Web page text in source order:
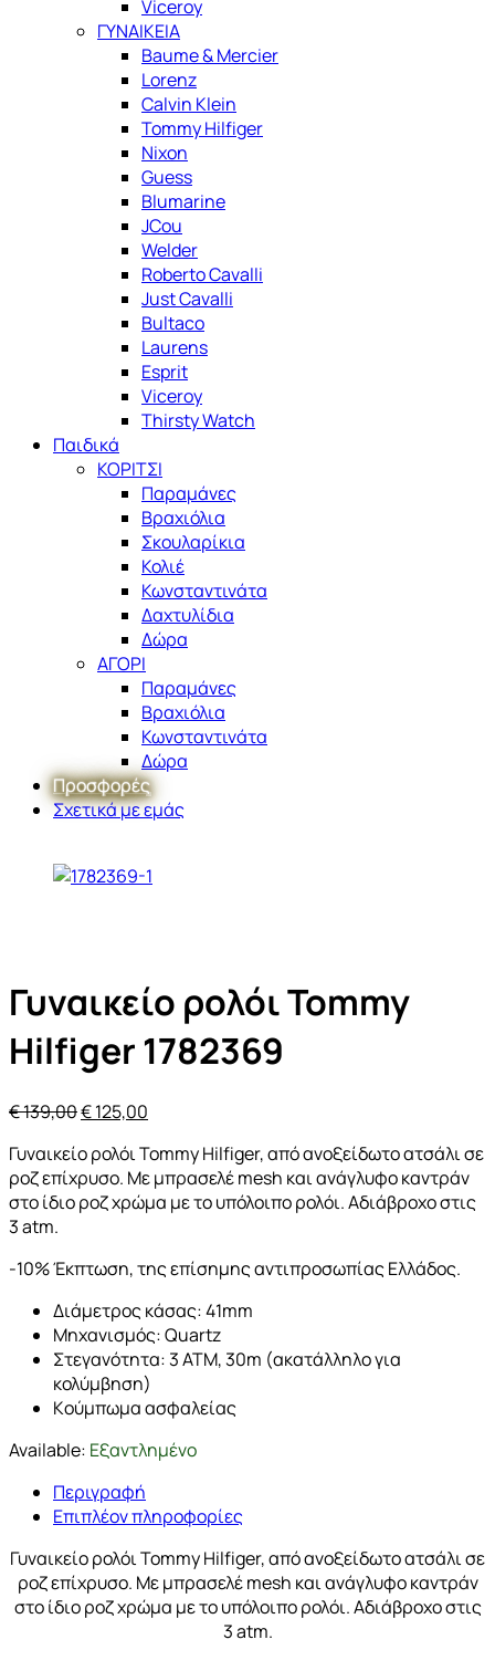
Viceroy
ΓΥΝΑΙΚΕΙΑ
Baume & Mercier
Lorenz
Calvin Klein
Tommy Hilfiger
Nixon
Guess
Blumarine
JCou
Welder
Roberto Cavalli
Just Cavalli
Bultaco
Laurens
Esprit
Viceroy
Thirsty Watch
Παιδικά
ΚΟΡΙΤΣΙ
Παραμάνες
Βραχιόλια
Σκουλαρίκια
Κολιέ
Κωνσταντινάτα
Δαχτυλίδια
Δώρα
ΑΓΟΡΙ
Παραμάνες
Βραχιόλια
Κωνσταντινάτα
Δώρα
Προσφορές
Σχετικά με εμάς
Γυναικείο ρολόι Tommy
Hilfiger 1782369
€139,00Original
was:
€ 139,00.
€125,00
τιμή
είναι:
€ 125,00.
Γυναικείο ρολόι Tommy Hilfiger, από ανοξείδωτο ατσάλι σε
ροζ επίχρυσο. Με μπρασελέ mesh και ανάγλυφο καντράν
στο ίδιο ροζ χρώμα με το υπόλοιπο ρολόι. Αδιάβροχο στις
3 atm.
-10% Έκπτωση, της επίσημης αντιπροσωπίας Ελλάδος.
Διάμετρος κάσας: 41mm
Μηχανισμός: Quartz
Στεγανότητα: 3 ΑΤΜ, 30m (ακατάλληλο για
κολύμβηση)
Kούμπωμα ασφαλείας
Available: Εξαντλημένο
Περιγραφή
Επιπλέον πληροφορίες
Γυναικείο ρολόι Tommy Hilfiger, από ανοξείδωτο ατσάλι σε
ροζ επίχρυσο. Με μπρασελέ mesh και ανάγλυφο καντράν
στο ίδιο ροζ χρώμα με το υπόλοιπο ρολόι. Αδιάβροχο στις
3 atm.